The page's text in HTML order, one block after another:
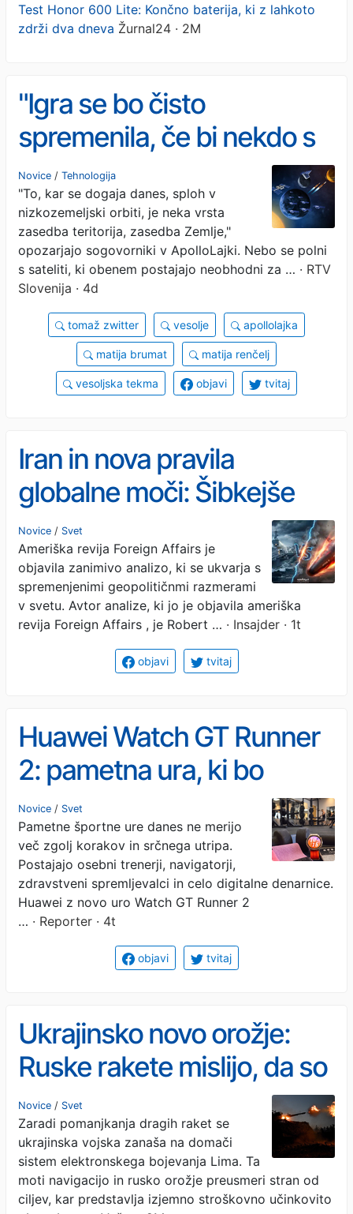
Test Honor 600 Lite: Končno baterija, ki z lahkoto
zdrži dva dneva Žurnal24 · 2M
"Igra se bo čisto
spremenila, če bi nekdo s
sateliti naredil nekaj
agresivnega"
Novice / Tehnologija
"To, kar se dogaja danes, sploh v
nizkozemeljski orbiti, je neka vrsta
zasedba teritorija, zasedba Zemlje,"
opozarjajo sogovorniki v ApolloLajki. Nebo se polni
s sateliti, ki obenem postajajo neobhodni za … · RTV
Slovenija · 4d
tomaž zwitter vesolje apollolajka
matija brumat matija renčelj
vesoljska tekma objavi tvitaj
Iran in nova pravila
globalne moči: Šibkejše
države so spoznale, da je
kljubovanje ZDA mogoče
Novice / Svet
Ameriška revija Foreign Affairs je
objavila zanimivo analizo, ki se ukvarja s
spremenjenimi geopolitičnmi razmerami
v svetu. Avtor analize, ki jo je objavila ameriška
revija Foreign Affairs , je Robert … · Insajder · 1t
objavi tvitaj
Huawei Watch GT Runner
2: pametna ura, ki bo
navdušila tekače,
presenetila pa tudi pri
vsakodnevni uporabi
Novice / Svet
Pametne športne ure danes ne merijo
več zgolj korakov in srčnega utripa.
Postajajo osebni trenerji, navigatorji,
zdravstveni spremljevalci in celo digitalne denarnice.
Huawei z novo uro Watch GT Runner 2
… · Reporter · 4t
objavi tvitaj
Ukrajinsko novo orožje:
Ruske rakete mislijo, da so
v Peruju
Novice / Svet
Zaradi pomanjkanja dragih raket se
ukrajinska vojska zanaša na domači
sistem elektronskega bojevanja Lima. Ta
moti navigacijo in rusko orožje preusmeri stran od
ciljev, kar predstavlja izjemno stroškovno učinkovito